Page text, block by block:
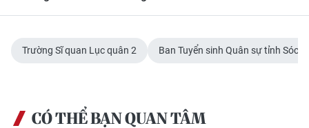
VỀ BÁO NHÂN DÂN
THỜI NAY
NHÂN DÂN HẰNG THÁNG
Trường Sĩ quan Lục quân 2 Ban Tuyển sinh Quân sự tỉnh Sóc
CÓ THỂ BẠN QUAN TÂM